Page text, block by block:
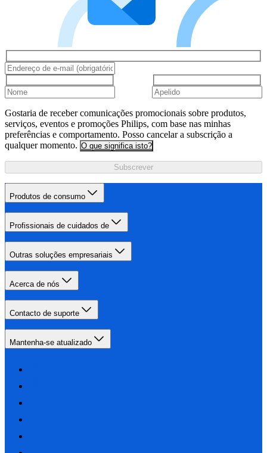
Gostaria de receber comunicações promocionais sobre produtos,
serviços, eventos e promoções Philips, com base nas minhas
preferências e comportamento. Posso cancelar a subscrição a
qualquer momento. O que significa isto?
Subscrever
Produtos de consumo
Profissionais de cuidados de
Outras soluções empresariais
Acerca de nós
Contacto de suporte
Mantenha-se atualizado